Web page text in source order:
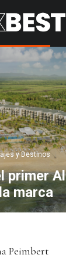
y Destinos
primer
marca
Peimbert